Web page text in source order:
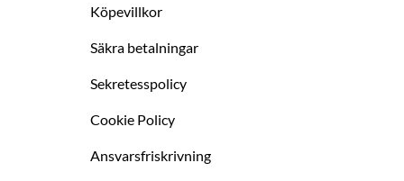
Köpevillkor
Säkra betalningar
Sekretesspolicy
Cookie Policy
Ansvarsfriskrivning